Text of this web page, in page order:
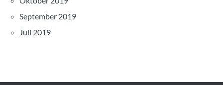
September 2019
Juli 2019